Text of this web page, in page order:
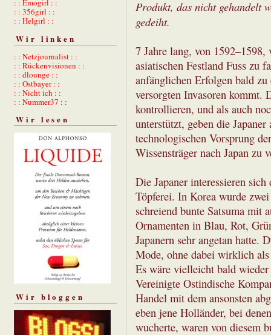
: : Emogirl : :
: : 356girl : :
: : Helgirl : :
Wir linken
: : Netzjournalist : :
: : Rückenvisionen : :
: : dlounge : :
: : Ostbayer : :
: : Nicht ich : :
: : Nummer37 : :
Wir lesen
Wir bloggen
Produkt, das nicht gehandelt
gedeiht.
7 Jahre lang, von 1592–1598,
asiatischen Festland Fuss zu
anfänglichen Erfolgen bald
versorgten Invasoren kommt.
kontrollieren, und als auch
unterstützt, geben die
technologischen Vorsprung
Wissensträger nach Japan zu
Die Japaner interessieren
Töpferei. In Korea wurde
schreiend bunte Satsuma mit
Ornamenten in Blau, Rot,
Japanern sehr angetan hatte.
Mode, ohne dabei wirklich
Es wäre vielleicht bald
Vereinigte Ostindische
Handel mit dem ansonsten
eben jene Holländer, bei
wucherte, waren von diesem